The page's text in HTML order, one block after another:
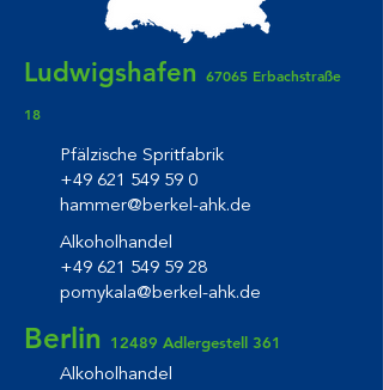
Ludwigshafen 67065 Erbachstraße
18
Pfälzische Spritfabrik
+49 621 549 59 0
hammer@berkel-ahk.de
Alkoholhandel
+49 621 549 59 28
pomykala@berkel-ahk.de
Berlin 12489 Adlergestell 361
Alkoholhandel